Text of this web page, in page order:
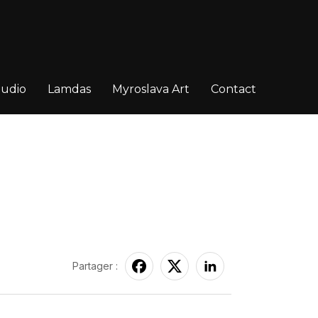
Lamdas Myroslava Art Contact
Partager :